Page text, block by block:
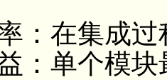
在集成过
单个模块